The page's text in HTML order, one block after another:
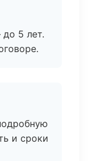
5 лет.
и сроки